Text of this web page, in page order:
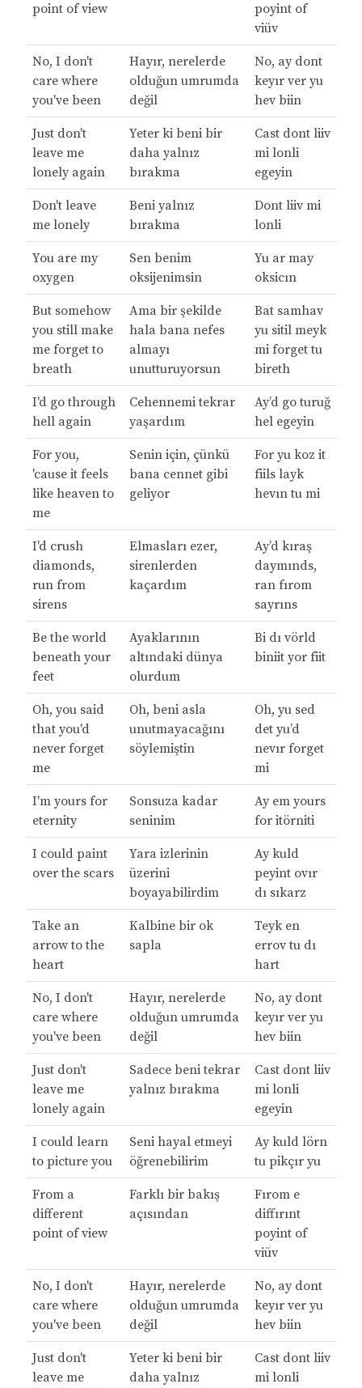
point of view
poyint of
viüv
No, I don't
care where
you've been
Hayır, nerelerde
olduğun umrumda
değil
No, ay dont
keyır ver yu
hev biin
Just don't
leave me
lonely again
Yeter ki beni bir
daha yalnız
bırakma
Cast dont liiv
mi lonli
egeyin
Don't leave
me lonely
Beni yalnız
bırakma
Dont liiv mi
lonli
You are my
oxygen
Sen benim
oksijenimsin
Yu ar may
oksicın
But somehow
you still make
me forget to
breath
Ama bir şekilde
hala bana nefes
almayı
unutturuyorsun
Bat samhav
yu sitil meyk
mi forget tu
bireth
I'd go through
hell again
Cehennemi tekrar
yaşardım
Ay’d go turuğ
hel egeyin
For you,
'cause it feels
like heaven to
me
Senin için, çünkü
bana cennet gibi
geliyor
For yu koz it
fiils layk
hevın tu mi
I'd crush
diamonds,
run from
sirens
Elmasları ezer,
sirenlerden
kaçardım
Ay’d kıraş
daymınds,
ran fırom
sayrıns
Be the world
beneath your
feet
Ayaklarının
altındaki dünya
olurdum
Bi dı vörld
biniit yor fiit
Oh, you said
that you'd
never forget
me
Oh, beni asla
unutmayacağını
söylemiştin
Oh, yu sed
det yu’d
nevır forget
mi
I'm yours for
eternity
Sonsuza kadar
seninim
Ay em yours
for itörniti
I could paint
over the scars
Yara izlerinin
üzerini
boyayabilirdim
Ay kuld
peyint ovır
dı sıkarz
Take an
arrow to the
heart
Kalbine bir ok
sapla
Teyk en
errov tu dı
hart
No, I don't
care where
you've been
Hayır, nerelerde
olduğun umrumda
değil
No, ay dont
keyır ver yu
hev biin
Just don't
leave me
lonely again
Sadece beni tekrar
yalnız bırakma
Cast dont liiv
mi lonli
egeyin
I could learn
to picture you
Seni hayal etmeyi
öğrenebilirim
Ay kuld lörn
tu pikçır yu
From a
different
point of view
Farklı bir bakış
açısından
Fırom e
diffırınt
poyint of
viüv
No, I don't
care where
you've been
Hayır, nerelerde
olduğun umrumda
değil
No, ay dont
keyır ver yu
hev biin
Just don't
leave me
Yeter ki beni bir
daha yalnız
Cast dont liiv
mi lonli